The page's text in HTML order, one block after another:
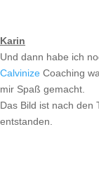
Karin
Und dann habe ich
Calvinize Coaching
mir Spaß gemacht.
Das Bild ist nach den
entstanden.